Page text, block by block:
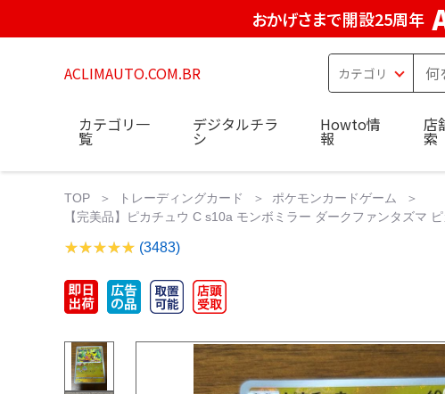
おかげさまで開設25周年
ACLIMAUTO.COM.BR
カテゴリ一
覧
デジタルチラ
シ
Howto情
報
店
索
TOP トレーディングカード
ポケモンカードゲーム
【完美品】ピカチュウ C s10a モンボミラー ダークファンタズマ
(3483)